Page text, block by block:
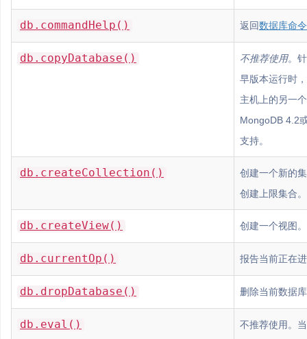
db.commandHelp() 返回数据库命
db.copyDatabase() 不推荐使用。
早版本运行时
主机上的另一
MongoDB 4.2
支持。
db.createCollection()
创建一个新的
创建上限集合。
db.createView() 创建一个视图。
db.currentOp() 报告当前正在
db.dropDatabase() 删除当前数据
db.eval()
不推荐使用。